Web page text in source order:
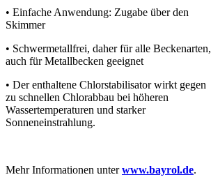
• Einfache Anwendung: Zugabe über den
Skimmer
• Schwermetallfrei, daher für alle Beckenarten,
auch für Metallbecken geeignet
• Der enthaltene Chlorstabilisator wirkt gegen
zu schnellen Chlorabbau bei höheren
Wassertemperaturen und starker
Sonneneinstrahlung.
Mehr Informationen unterwww.bayrol.de.